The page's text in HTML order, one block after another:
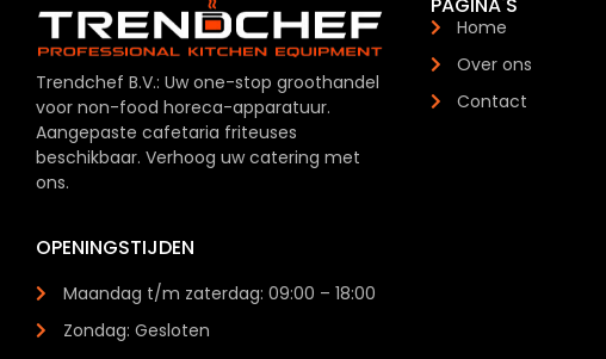
Trendchef B.V.: Uw one-stop groothandel
voor non-food horeca-apparatuur.
Aangepaste cafetaria friteuses
beschikbaar. Verhoog uw catering met
ons.
OPENINGSTIJDEN
Maandag t/m zaterdag: 09:00 – 18:00
Zondag: Gesloten
Home
Over ons
Contact